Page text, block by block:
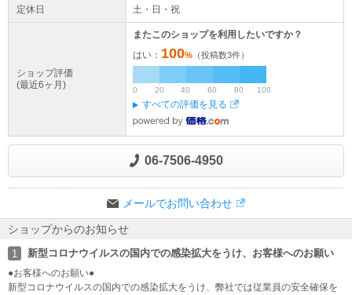
定休日 土・日・祝
ショップ評価
(最近6ヶ月)
またこのショップを利用したいですか？
はい： 100% （投稿数3件）
0 20 40 60 80 100
すべての評価を見る
06-7506-4950
メールでお問い合わせ
ショップからのお知らせ
1 新型コロナウイルスの国内での感染拡大をうけ、お客様へのお願い
●お客様へのお願い●
新型コロナウイルスの国内での感染拡大をうけ、弊社では従業員の安全確保を